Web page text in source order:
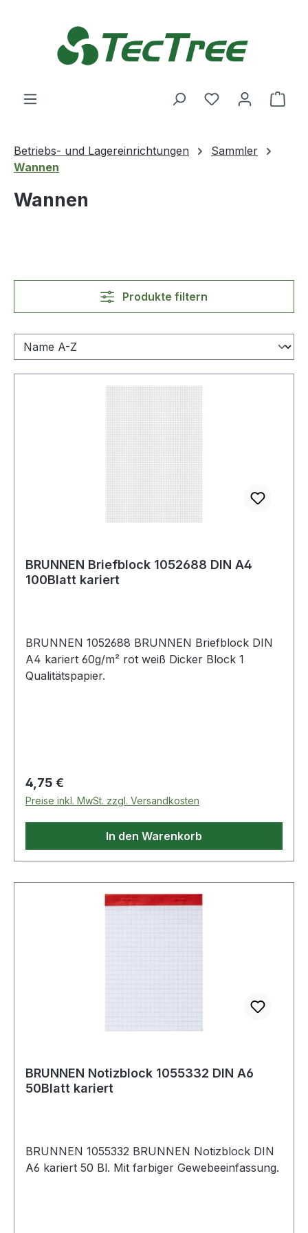
Du hast 0
Betriebs- und Lagereinrichtungen
Sammler
Wannen
Wannen
Produkte filtern
BRUNNEN Briefblock 1052688 DIN A4
100Blatt kariert
BRUNNEN 1052688 BRUNNEN Briefblock DIN
A4 kariert 60g/m² rot weiß Dicker Block 1
Qualitätspapier.
Regulärer Preis:
4,75 €
Preise inkl. MwSt. zzgl. Versandkosten
In den Warenkorb
BRUNNEN Notizblock 1055332 DIN A6
50Blatt kariert
BRUNNEN 1055332 BRUNNEN Notizblock DIN
A6 kariert 50 Bl. Mit farbiger Gewebeeinfassung.